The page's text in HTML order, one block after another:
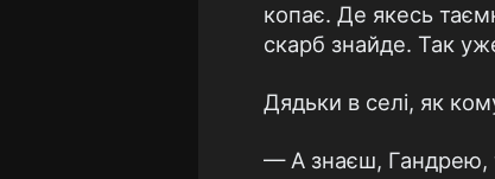
копає. Де якесь
скарб знайде. Так
Дядьки в селі, як
— А знаєш, Гандрею,